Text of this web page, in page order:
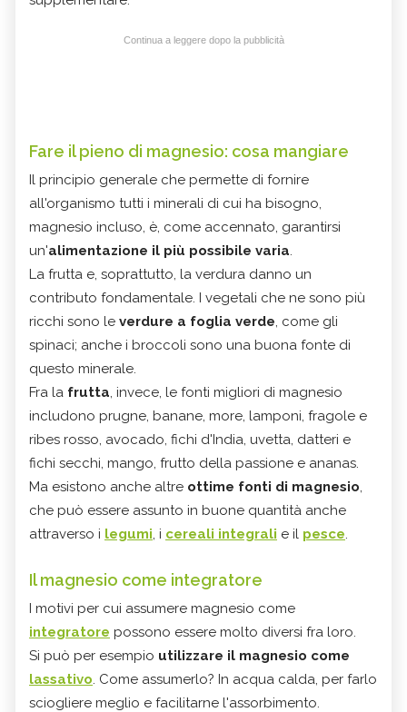
Continua a leggere dopo la pubblicità
Fare il pieno di magnesio: cosa mangiare
Il principio generale che permette di fornire
all'organismo tutti i minerali di cui ha bisogno,
magnesio incluso, è, come accennato, garantirsi
un'alimentazione il più possibile varia.
La frutta e, soprattutto, la verdura danno un
contributo fondamentale. I vegetali che ne sono più
ricchi sono le verdure a foglia verde, come gli
spinaci; anche i broccoli sono una buona fonte di
questo minerale.
Fra la frutta, invece, le fonti migliori di magnesio
includono prugne, banane, more, lamponi, fragole e
ribes rosso, avocado, fichi d'India, uvetta, datteri e
fichi secchi, mango, frutto della passione e ananas.
Ma esistono anche altre ottime fonti di magnesio,
che può essere assunto in buone quantità anche
attraverso i legumi, i cereali integrali e il pesce.
Il magnesio come integratore
I motivi per cui assumere magnesio come
integratore possono essere molto diversi fra loro.
Si può per esempio utilizzare il magnesio come
lassativo. Come assumerlo? In acqua calda, per farlo
sciogliere meglio e facilitarne l'assorbimento.